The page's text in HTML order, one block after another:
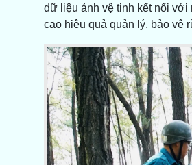
dữ liệu ảnh vệ tinh kết nối với
cao hiệu quả quản lý, bảo vệ